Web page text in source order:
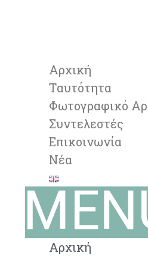
Αρχική
Tαυτότητα
Φωτογραφικό
Συντελεστές
Επικοινωνία
Νέα
Αρχική